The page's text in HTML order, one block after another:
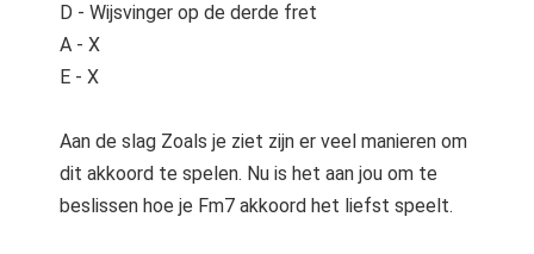
D - Wijsvinger op de derde fret
A - X
E - X
Aan de slag Zoals je ziet zijn er veel manieren om
dit akkoord te spelen. Nu is het aan jou om te
beslissen hoe je Fm7 akkoord het liefst speelt.